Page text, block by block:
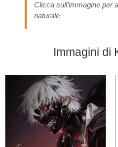
Clicca sull’immagine per
naturale
Immagini di